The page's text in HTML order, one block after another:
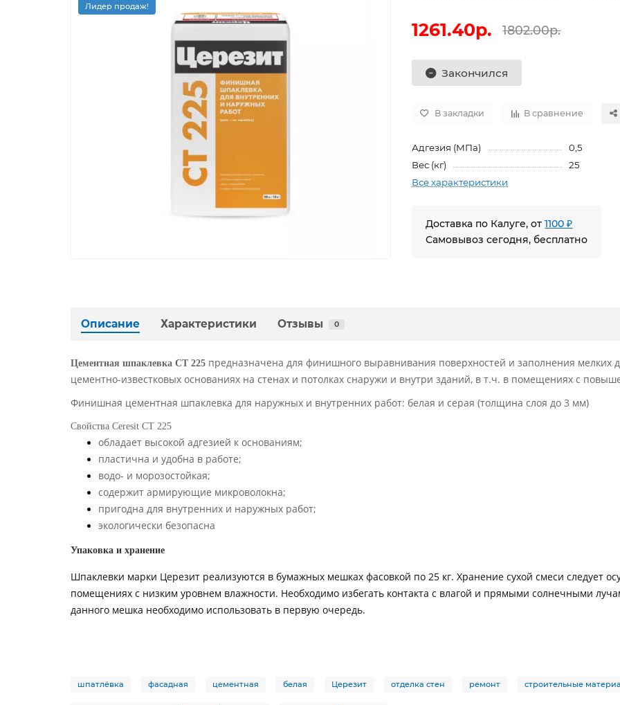
Лидер продаж!
1261.40р. 1802.00р.
Закончился
В закладки В сравнение
Адгезия (МПа)
0,5
Вес (кг)
25
Все характеристики
Доставка по Калуге, от1100 ₽
Самовывоз сегодня, бесплатно
Описание Характеристики Отзывы 0
Цементная шпаклевка CT 225 предназначена для финишного выравнивания поверхностей и заполнения мелких
цементно-известковых основаниях на стенах и потолках снаружи и внутри зданий, в т.ч. в помещениях с
Финишная цементная шпаклевка для наружных и внутренних работ: белая и серая (толщина слоя до 3 мм)
Свойства Ceresit CT 22 5
обладает высокой адгезией к основаниям;
пластична и удобна в работе;
водо- и морозостойкая;
содержит армирующие микроволокна;
пригодна для внутренних и наружных работ;
экологически безопасна
Упаковка и хранение
Шпаклевки марки Церезит реализуются в бумажных мешках фасовкой по 25 кг. Хранение сухой смеси следует
помещениях с низким уровнем влажности. Необходимо избегать контакта с влагой и прямыми солнечными
данного мешка необходимо использовать в первую очередь.
шпатлёвка фасадная цементная белая Церезит отделка стен ремонт строительные